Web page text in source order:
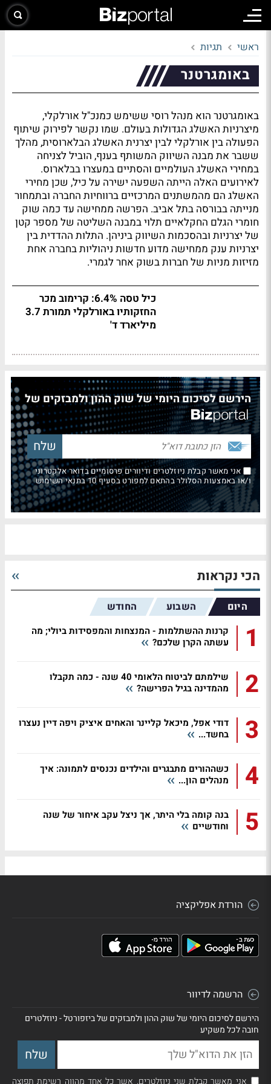
ראשי תגיות
באומגרטנר
באומגרטנר הוא מנהל רוסי ששימש כמנכ"ל אורלקלי,
מיצרניות האשלג הגדולות בעולם. שמו נקשר לפירוק שיתוף
הפעולה בין אורלקלי לבין יצרנית האשלג הבלארוסית, מהלך
ששבר את מבנה השיווק המשותף בענף, הוביל לצניחה
במחירי האשלג העולמיים והסתיים במעצרו בבלארוס.
לאירועים האלה הייתה השפעה ישירה על כיל, שכן מחירי
האשלג הם מהמשתנים המרכזיים ברווחיות החברה ובתמחור
מנייתה בבורסה בתל אביב. הפרשה ממחישה עד כמה שוק
חומרי הגלם החקלאיים תלוי במבנה השליטה של מספר קטן
של יצרניות ובהסכמות השיווק ביניהן. התלות ההדדית בין
יצרניות ענק ממחישה מדוע חדשות ניהוליות בחברה אחת
מזיזות מניות של חברות בשוק אחר לגמרי.
כיל טסה 6.4%: קרימוב מכר
החזקותיו באורלקלי תמורת 3.7
מיליארד ד'
הירשם לסיכום היומי של שוק ההון ולמבזקים של
אני מאשר קבלת ניוזלטרים ודיוורים פרסומיים בדואר אלקטרוני
ו/או באמצעות הסלולר בהתאם למפורט בסעיף 10 בתנאי השימוש
הכי נקראות
היום השבוע החודש
1
קרנות ההשתלמות - המנצחות והמפסידות ביולי; מה
עשתה הקרן שלכם?
2
שילמתם לביטוח הלאומי 40 שנה - כמה תקבלו
מהמדינה בגיל הפרישה?
3
דודי אפל, מיכאל קליינר והאחים איציק ויפה דיין נעצרו
בחשד...
4
כשההורים מתבגרים והילדים נכנסים לתמונה: איך
מנהלים הון...
5
בנה קומה בלי היתר, אך ניצל עקב איחור של שנה
וחודשיים
הורדת אפליקציה
הרשמה לדיוור
הירשם לסיכום היומי של שוק ההון ולמבזקים של ביזפורטל - ניוזלטרים
חובה לכל משקיע
אני מאשר קבלת שני ניוזלטרים, אשר כל אחד מהווה רשימת תפוצה